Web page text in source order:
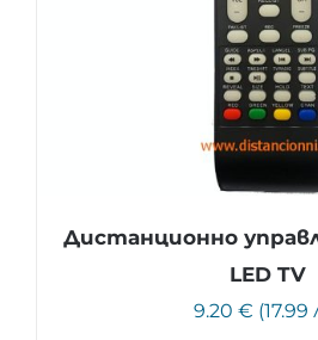
Дистанционно
LED TV
9.20 € (17.99